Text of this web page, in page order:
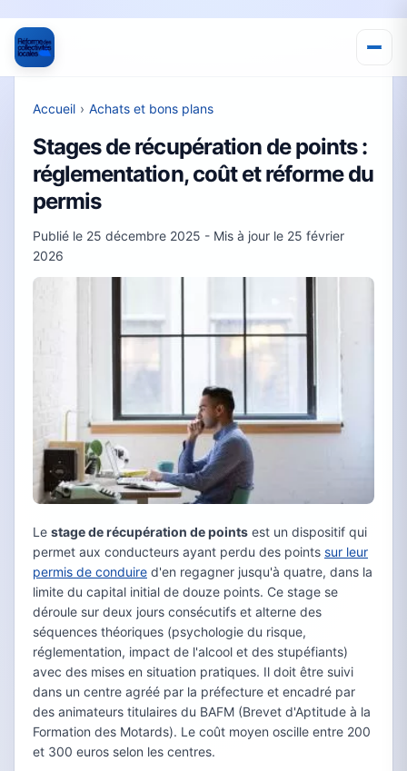
Accueil › Achats et bons plans
Stages de récupération de points :
réglementation, coût et réforme du
permis
Publié le 25 décembre 2025 - Mis à jour le 25 février
2026
Le stage de récupération de points est un dispositif qui
permet aux conducteurs ayant perdu des points sur leur
permis de conduire d'en regagner jusqu'à quatre, dans la
limite du capital initial de douze points. Ce stage se
déroule sur deux jours consécutifs et alterne des
séquences théoriques (psychologie du risque,
réglementation, impact de l'alcool et des stupéfiants)
avec des mises en situation pratiques. Il doit être suivi
dans un centre agréé par la préfecture et encadré par
des animateurs titulaires du BAFM (Brevet d'Aptitude à la
Formation des Motards). Le coût moyen oscille entre 200
et 300 euros selon les centres.